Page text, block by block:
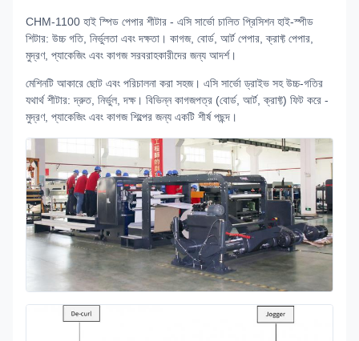
CHM-1100 হাই স্পিড পেপার শীটার - এসি সার্ভো চালিত প্রিসিশন হাই-স্পীড
শিটার: উচ্চ গতি, নির্ভুলতা এবং দক্ষতা। কাগজ, বোর্ড, আর্ট পেপার, ক্রাফ্ট পেপার,
মুদ্রণ, প্যাকেজিং এবং কাগজ সরবরাহকারীদের জন্য আদর্শ।
মেশিনটি আকারে ছোট এবং পরিচালনা করা সহজ। এসি সার্ভো ড্রাইভ সহ উচ্চ-গতির
যথার্থ শীটার: দ্রুত, নির্ভুল, দক্ষ। বিভিন্ন কাগজপত্র (বোর্ড, আর্ট, ক্রাফ্ট) ফিট করে -
মুদ্রণ, প্যাকেজিং এবং কাগজ শিল্পের জন্য একটি শীর্ষ পছন্দ।